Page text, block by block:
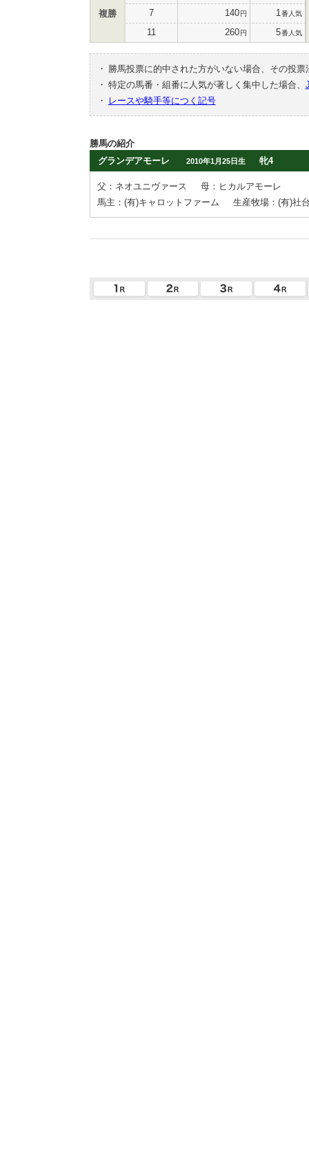
複勝 7 140円 1 番人気
11 260円 5番人気
・
勝馬投票に的中された方がいない場合、その投
・ 特定の馬番・組番に人気が著しく集中した場合、
・
レースや騎手等につく記号
勝馬の紹介
グランデアモーレ
2010年1月25日生 牝4
父：ネオユニヴァース
母：ヒカルアモーレ
馬主：(有)キャロットファーム
生産牧場：(有)社